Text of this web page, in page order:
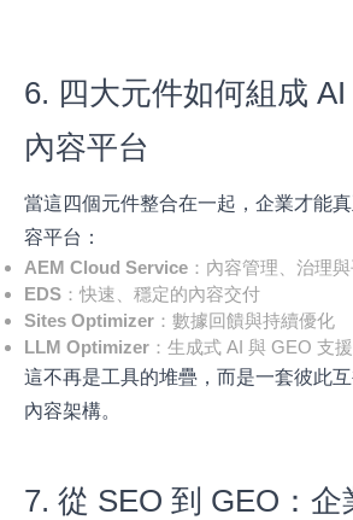
6. 四大元件如何組成
內容平台
當這四個元件整合在一起，企業才能
容平台：
AEM Cloud Service ：內容管理、治理
EDS ：快速、穩定的內容交付
Sites Optimizer ：數據回饋與持續優化
LLM Optimizer ：生成式 AI 與 GEO 支援
這不再是工具的堆疊，而是一套彼此
內容架構。
7. 從 SEO 到 GEO：企